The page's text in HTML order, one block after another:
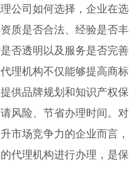
公司如何选择，企业在选
质是否合法、经验是否丰
否透明以及服务是否完善
理机构不仅能够提高商标
供品牌规划和知识产权保
风险、节省办理时间。对
市场竞争力的企业而言，
代理机构进行办理，是保